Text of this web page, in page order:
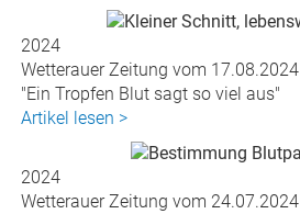
2024
Wetterauer Zeitung vom 17.08.2024
"Ein Tropfen Blut sagt so viel aus"
Artikel lesen >
2024
Wetterauer Zeitung vom 24.07.2024